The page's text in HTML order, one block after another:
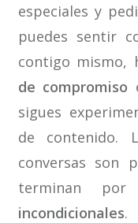
especiales y
puedes sentir
contigo mismo,
de compromiso
sigues
de contenido.
conversas son
terminan
incondicionales.